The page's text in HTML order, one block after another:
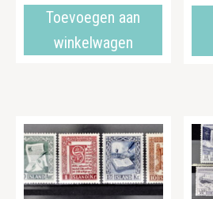
Toevoegen aan
winkelwagen